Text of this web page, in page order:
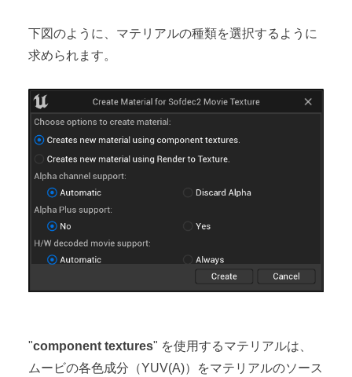
下図のように、マテリアルの種類を選択するように
求められます。
"component textures" を使用するマテリアルは、
ムービの各色成分（YUV(A)）をマテリアルのソース